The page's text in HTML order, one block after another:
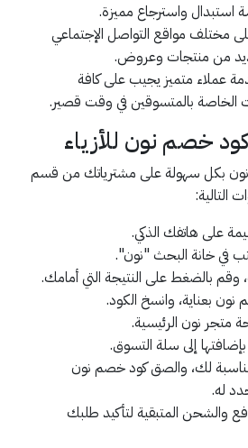
استبدال واسترجاع مميزة.
مختلف مواقع التواصل الإجتماعي
من منتجات وعروض.
عملاء متميز يجيب على كافة
الخاصة بالمتسوقين في وقت قصير.
خصم نون للأزياء
بكل سهولة على مشترياتك من قسم
التالية:
على هاتفك الذكي.
في خانة البحث "نون".
بالضغط على النتيجة التي أمامك.
بعناية، وانسخ الكود.
متجر نون الرئيسية.
إلى سلة التسوق.
لك، والصق كود خصم نون
له.
والشحن المتبقية لتأكيد طلبك